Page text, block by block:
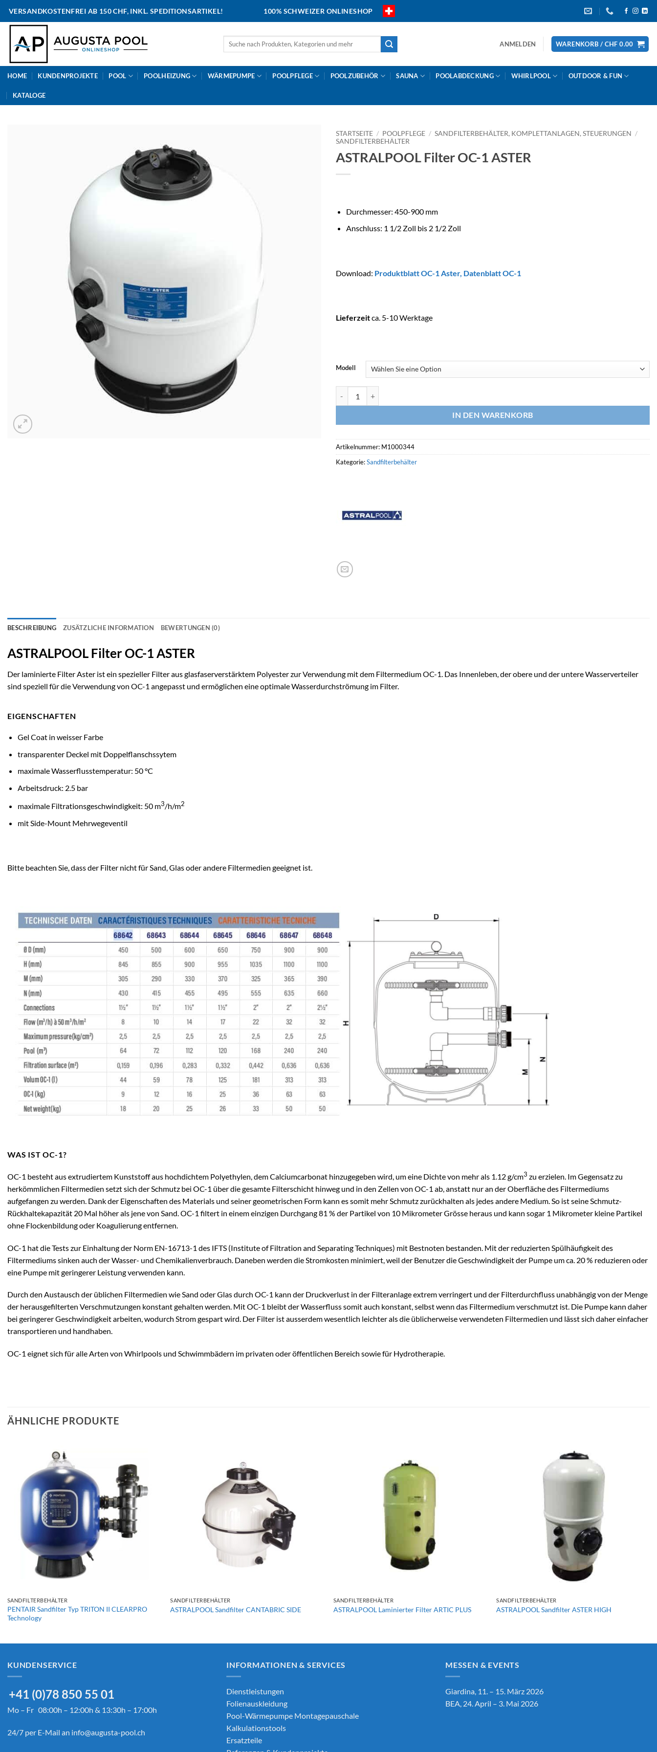
VERSANDKOSTENFREI AB 150 CHF, INKL. SPEDITIONSARTIKEL! 100% SCHWEIZER ONLINESHOP
Suche
ANMELDEN WARENKORB / CHF 0.00
HOME KUNDENPROJEKTE POOL POOLHEIZUNG WÄRMEPUMPE POOLPFLEGE POOLZUBEHÖR SAUNA POOLABDECKUNG WHIRLPOOL OUTDOOR & FUN
KATALOGE
STARTSEITE / POOLPFLEGE / SANDFILTERBEHÄLTER, KOMPLETTANLAGEN, STEUERUNGEN /
SANDFILTERBEHÄLTER
ASTRALPOOL Filter OC-1 ASTER
Durchmesser: 450-900 mm
Anschluss: 1 1/2 Zoll bis 2 1/2 Zoll
Download: Produktblatt OC-1 Aster, Datenblatt OC-1
Lieferzeitca. 5-10 Werktage
Modell
IN DEN WARENKORB
Artikelnummer: M1000344
Kategorie:Sandfilterbehälter
BESCHREIBUNG ZUSÄTZLICHE INFORMATION BEWERTUNGEN (0)
ASTRALPOOL Filter OC-1 ASTER
Der laminierte Filter Aster ist ein spezieller Filter aus glasfaserverstärktem Polyester zur Verwendung mit dem Filtermedium OC-1. Das Innenleben, der obere und der untere Wasserverteiler
sind speziell für die Verwendung von OC-1 angepasst und ermöglichen eine optimale Wasserdurchströmung im Filter.
EIGENSCHAFTEN
Gel Coat in weisser Farbe
transparenter Deckel mit Doppelflanschssytem
maximale Wasserflusstemperatur: 50 °C
Arbeitsdruck: 2.5 bar
maximale Filtrationsgeschwindigkeit: 50 m3/h/m2
mit Side-Mount Mehrwegeventil
Bitte beachten Sie, dass der Filter nicht für Sand, Glas oder andere Filtermedien geeignet ist.
WAS IST OC-1?
OC-1 besteht aus extrudiertem Kunststoff aus hochdichtem Polyethylen, dem Calciumcarbonat hinzugegeben wird, um eine Dichte von mehr als 1.12 g/cm3 zu erzielen. Im Gegensatz zu
herkömmlichen Filtermedien setzt sich der Schmutz bei OC-1 über die gesamte Filterschicht hinweg und in den Zellen von OC-1 ab, anstatt nur an der Oberfläche des Filtermediums
aufgefangen zu werden. Dank der Eigenschaften des Materials und seiner geometrischen Form kann es somit mehr Schmutz zurückhalten als jedes andere Medium. So ist seine Schmutz-
Rückhaltekapazität 20 Mal höher als jene von Sand. OC-1 filtert in einem einzigen Durchgang 81 % der Partikel von 10 Mikrometer Grösse heraus und kann sogar 1 Mikrometer kleine Partikel
ohne Flockenbildung oder Koagulierung entfernen.
OC-1 hat die Tests zur Einhaltung der Norm EN-16713-1 des IFTS (Institute of Filtration and Separating Techniques) mit Bestnoten bestanden. Mit der reduzierten Spülhäufigkeit des
Filtermediums sinken auch der Wasser- und Chemikalienverbrauch. Daneben werden die Stromkosten minimiert, weil der Benutzer die Geschwindigkeit der Pumpe um ca. 20 % reduzieren oder
eine Pumpe mit geringerer Leistung verwenden kann.
Durch den Austausch der üblichen Filtermedien wie Sand oder Glas durch OC-1 kann der Druckverlust in der Filteranlage extrem verringert und der Filterdurchfluss unabhängig von der Menge
der herausgefilterten Verschmutzungen konstant gehalten werden. Mit OC-1 bleibt der Wasserfluss somit auch konstant, selbst wenn das Filtermedium verschmutzt ist. Die Pumpe kann daher
bei geringerer Geschwindigkeit arbeiten, wodurch Strom gespart wird. Der Filter ist ausserdem wesentlich leichter als die üblicherweise verwendeten Filtermedien und lässt sich daher einfacher
transportieren und handhaben.
OC-1 eignet sich für alle Arten von Whirlpools und Schwimmbädern im privaten oder öffentlichen Bereich sowie für Hydrotherapie.
ÄHNLICHE PRODUKTE
SANDFILTERBEHÄLTER
PENTAIR Sandfilter Typ TRITON II CLEARPRO
Technology
SANDFILTERBEHÄLTER
ASTRALPOOL Sandfilter CANTABRIC SIDE
SANDFILTERBEHÄLTER
ASTRALPOOL Laminierter Filter ARTIC PLUS
SANDFILTERBEHÄLTER
ASTRALPOOL Sandfilter ASTER HIGH
KUNDENSERVICE
+41 (0)78 850 55 01
Mo – Fr 08:00h – 12:00h & 13:30h – 17:00h
24/7 per E-Mail an info@augusta-pool.ch
INFORMATIONEN & SERVICES
Dienstleistungen
Folienauskleidung
Pool-Wärmepumpe Montagepauschale
Kalkulationstools
Ersatzteile
MESSEN & EVENTS
Giardina, 11. – 15. März 2026
BEA, 24. April – 3. Mai 2026